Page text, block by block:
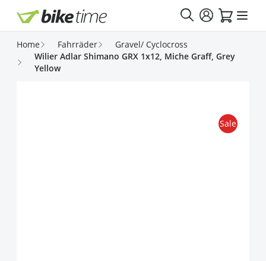
Direkt zum Inhalt
Home Fahrräder
Gravel/ Cyclocross
Wilier Adlar Shimano GRX 1x12, Miche Graff, Grey
Yellow
Sale